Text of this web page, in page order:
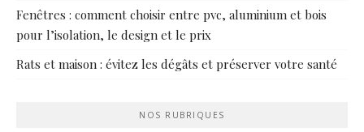
Fenêtres : comment choisir entre pvc, aluminium et bois
pour l’isolation, le design et le prix
Rats et maison : évitez les dégâts et préserver votre santé
NOS RUBRIQUES